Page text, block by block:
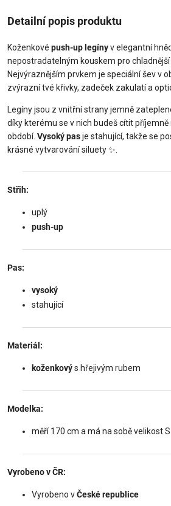
Detailní popis produktu
Koženkové push-up legínyv elegantní
nepostradatelným kouskem pro chladnější
Nejvýraznějším prvkem je speciální šev v
zvýrazní tvé křivky, zadeček zakulatí a
Legíny jsou z vnitřní strany jemně
díky kterému se v nich budeš cítit
období. Vysoký pasje stahující, takže se
krásné vytvarování siluety ✨.
Střih:
uplý
push-up
Pas:
vysoký
stahující
Materiál:
koženkovýs hřejivým rubem
Modelka:
měří 170 cm a má na sobě velikost S
Vyrobeno v ČR:
Vyrobeno vČeské republice